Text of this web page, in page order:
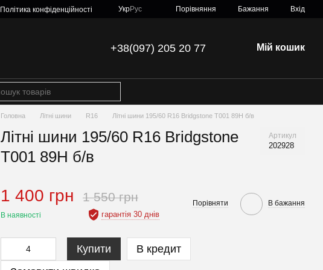
Політика конфіденційності УкрРус Порівняння Бажання Вхід
+38(097) 205 20 77 Мій кошик
Головна Літні шини R16 Літні шини 195/60 R16 Bridgstone T001 89H б/в
Літні шини 195/60 R16 Bridgstone
T001 89H б/в
Артикул
202928
1 400 грн 1 550 грн
гарантія 30 днів
В наявності
Порівняти В бажання
Купити
В кредит